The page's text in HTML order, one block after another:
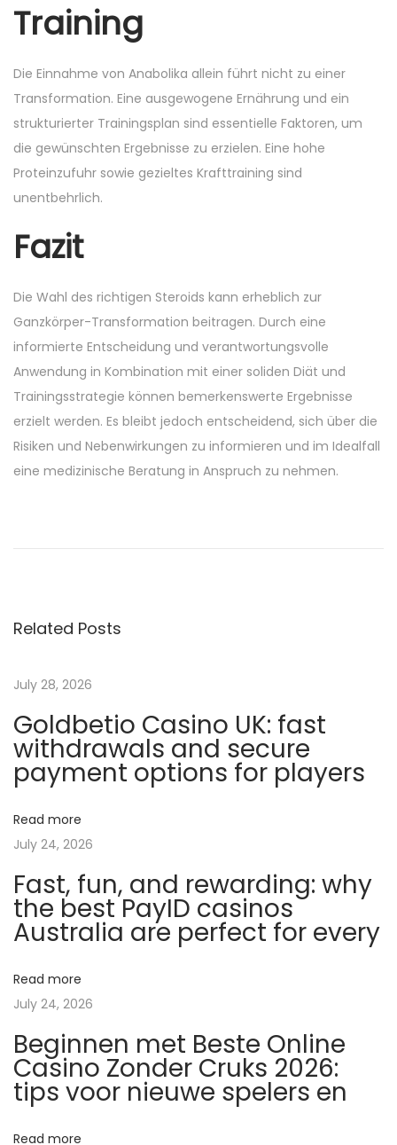
Training
Die Einnahme von Anabolika allein führt nicht zu einer
Transformation. Eine ausgewogene Ernährung und ein
strukturierter Trainingsplan sind essentielle Faktoren, um
die gewünschten Ergebnisse zu erzielen. Eine hohe
Proteinzufuhr sowie gezieltes Krafttraining sind
unentbehrlich.
Fazit
Die Wahl des richtigen Steroids kann erheblich zur
Ganzkörper-Transformation beitragen. Durch eine
informierte Entscheidung und verantwortungsvolle
Anwendung in Kombination mit einer soliden Diät und
Trainingsstrategie können bemerkenswerte Ergebnisse
erzielt werden. Es bleibt jedoch entscheidend, sich über die
Risiken und Nebenwirkungen zu informieren und im Idealfall
eine medizinische Beratung in Anspruch zu nehmen.
z
l
1
0
g
:
J
a
k
e
t
m
á
u
Related Posts
July 28, 2026
Goldbetio Casino UK: fast
withdrawals and secure
payment options for players
Read more
July 24, 2026
Fast, fun, and rewarding: why
the best PayID casinos
Australia are perfect for every
Read more
July 24, 2026
Beginnen met Beste Online
Casino Zonder Cruks 2026:
tips voor nieuwe spelers en
Read more